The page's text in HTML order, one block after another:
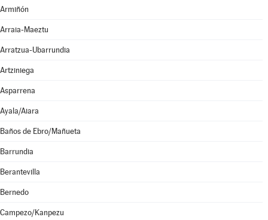
Armiñón
Arraia-Maeztu
Arratzua-Ubarrundia
Artziniega
Asparrena
Ayala/Aiara
Baños de Ebro/Mañueta
Barrundia
Berantevilla
Bernedo
Campezo/Kanpezu